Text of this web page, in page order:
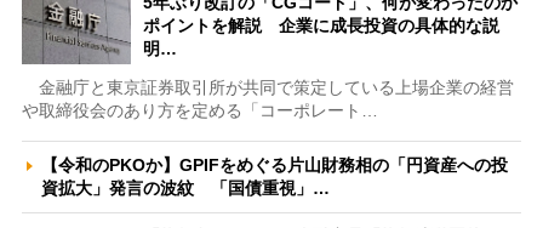
ポイントを解説 企業に成長投資の具体的な説
明…
金融庁と東京証券取引所が共同で策定している上場企業の経営
や取締役会のあり方を定める「コーポレート…
【令和のPKOか】GPIFをめぐる片山財務相の「円資産への投
資拡大」発言の波紋 「国債重視」…